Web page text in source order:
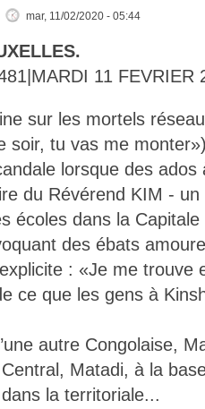
mar, 11/02/2020 - 05:44
11 FEVRIER
sur les mortels
soir, tu vas me
lorsque des ados
du Révérend KIM - un
écoles dans la
des ébats
: «Je me trouve
ce que les gens à
autre Congolaise,
Matadi, à la
la territoriale...